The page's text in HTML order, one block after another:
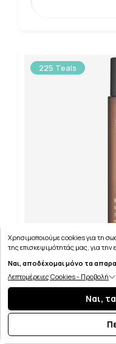
225 Teals
THANK YOU
Χρησιμοποιούμε cookies για τη
της επισκεψιμότητάς μας, για
μας εύκολα! Μπορείς να δεις τη
Ναι, αποδέχομαι μόνο τα
Λεπτομέρειες Cookies - Προβολή
Ναι,